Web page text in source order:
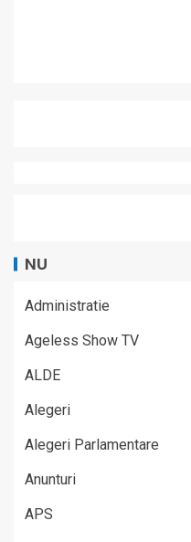
NU
Administratie
Ageless Show TV
ALDE
Alegeri
Alegeri Parlamentare
Anunturi
APS